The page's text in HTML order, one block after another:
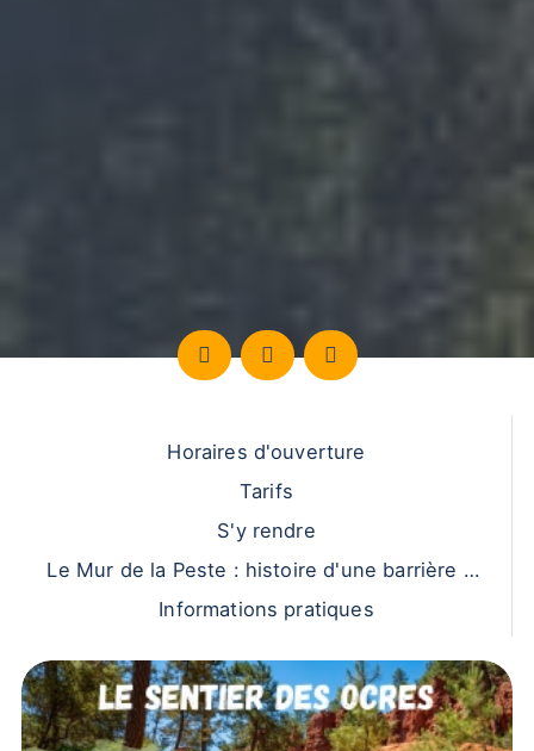
Horaires d'ouverture
Tarifs
S'y rendre
Le Mur de la Peste : histoire d'une barrière co
ntre l'épidémie
Informations pratiques